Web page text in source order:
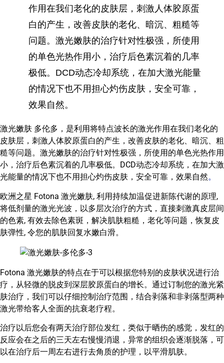
作用在我们老化的皮肤层，刺激人体胶原蛋
白的产生，改善皮肤的老化、暗沉、粗糙等
问题。激光嫩肤的治疗针对性极强，所使用
的单色光热作用小，治疗后色素沉着的几率
极低。DCD动态冷却系统，在加大激光能量
的情况下也不用担心灼伤皮肤，安全可靠，
效果自然。
激光嫩肤 多伦多，是利用将特点波长的激光作用在我们老化的
皮肤层，刺激人体胶原蛋白的产生，改善皮肤的老化、暗沉、粗
糙等问题。激光嫩肤的治疗针对性极强，所使用的单色光热作用
小，治疗后色素沉着的几率极低。DCD动态冷却系统，在加大激
光能量的情况下也不用担心灼伤皮肤，安全可靠，效果自然。
欧洲之星 Fotona 激光嫩肤, 利用持续加温促进新陈代谢的原理,
将低剂量的激光光波，以多层次治疗的方式，直接刺激真皮层间
的色素, 有效去除色素斑，解决肌肤粗糙，老化等问题，恢复皮
肤弹性, 令您的肌肤回复水嫩白滑。
​Fotona 激光嫩肤的特点在于可以根据您特别的皮肤状况进行治
疗，从轻微的脱皮到深层胶原蛋白的增长。通过订制您的激光紧
肤治疗，我们可以仔细控制治疗范围，结合剥落和非剥落型两种
激光带给客人全面的抗衰老疗程。
治疗以后您会有两天治疗部位发红，类似于晒伤的感觉，发红的
反应会在之后的三天左右慢慢消退，异常的组织会逐渐脱落，可
以在治疗后一周左右进行去角质的护理，以平滑肌肤。